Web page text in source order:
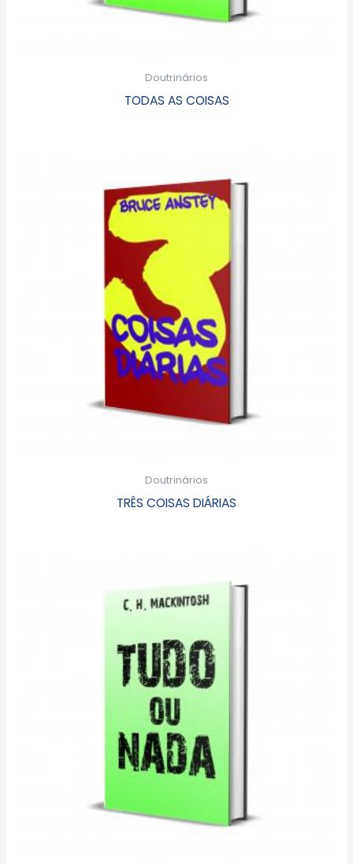
Doutrinários
TODAS AS COISAS
Doutrinários
TRÊS COISAS DIÁRIAS